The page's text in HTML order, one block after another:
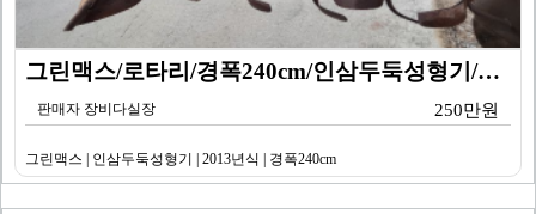
그린맥스/로타리/경폭240cm/인삼두둑성형기/2013년…
판매자 장비다실장 250만원
그린맥스 | 인삼두둑성형기 | 2013년식 | 경폭240cm